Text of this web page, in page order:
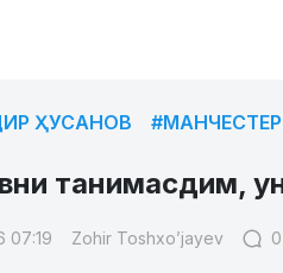
ҲУСАНОВ
танимасдим,
07:19 Zohir Toshxo’jayev 0